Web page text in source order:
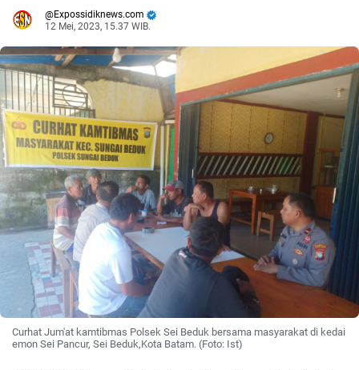
Expossidiknews.com
12 Mei, 2023, 15.37 WIB.
Curhat Jum'at kamtibmas Polsek Sei Beduk bersama masyarakat di kedai
emon Sei Pancur, Sei Beduk,Kota Batam. (Foto: Ist)